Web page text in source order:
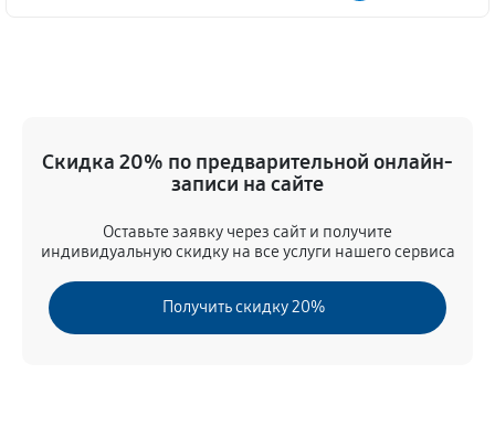
Скидка 20% по предварительной онлайн-
записи на сайте
Оставьте заявку через сайт и получите
индивидуальную скидку на все услуги нашего сервиса
Получить скидку 20%